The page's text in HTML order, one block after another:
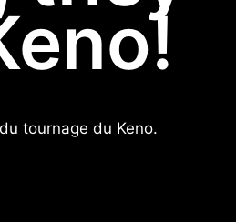
tournage du Keno.